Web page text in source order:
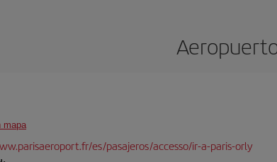
mapa
es/pasajeros/accesso/ir-a-paris-orly